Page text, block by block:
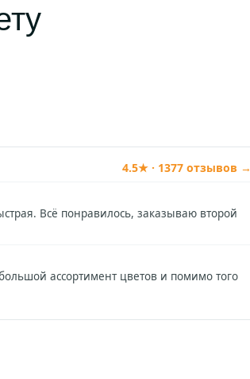
4.5★ · 1377 отзывов →
Всё понравилось, заказываю второй
ассортимент цветов и помимо того